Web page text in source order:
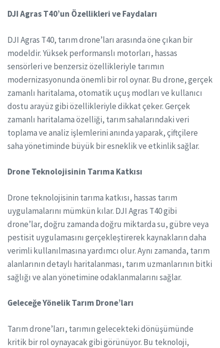
DJI Agras T40’un Özellikleri ve Faydaları
DJI Agras T40, tarım drone’ları arasında öne çıkan bir
modeldir. Yüksek performanslı motorları, hassas
sensörleri ve benzersiz özellikleriyle tarımın
modernizasyonunda önemli bir rol oynar. Bu drone, gerçek
zamanlı haritalama, otomatik uçuş modları ve kullanıcı
dostu arayüz gibi özellikleriyle dikkat çeker. Gerçek
zamanlı haritalama özelliği, tarım sahalarındaki veri
toplama ve analiz işlemlerini anında yaparak, çiftçilere
saha yönetiminde büyük bir esneklik ve etkinlik sağlar.
Drone Teknolojisinin Tarıma Katkısı
Drone teknolojisinin tarıma katkısı, hassas tarım
uygulamalarını mümkün kılar. DJI Agras T40 gibi
drone’lar, doğru zamanda doğru miktarda su, gübre veya
pestisit uygulamasını gerçekleştirerek kaynakların daha
verimli kullanılmasına yardımcı olur. Aynı zamanda, tarım
alanlarının detaylı haritalanması, tarım uzmanlarının bitki
sağlığı ve alan yönetimine odaklanmalarını sağlar.
Geleceğe Yönelik Tarım Drone’ları
Tarım drone’ları, tarımın gelecekteki dönüşümünde
kritik bir rol oynayacak gibi görünüyor. Bu teknoloji,